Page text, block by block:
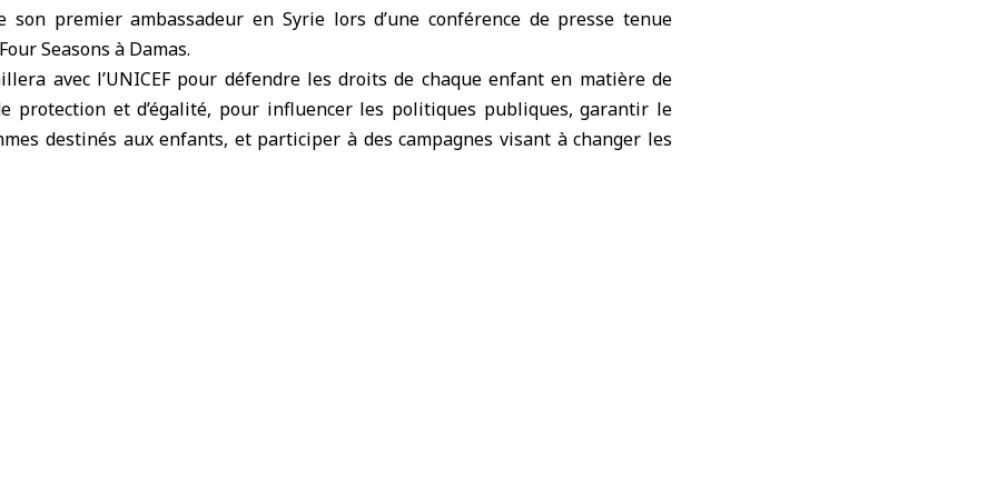
son premier ambassadeur en Syrie lors d’une conférence de presse tenue
Seasons à Damas.
avec l’UNICEF pour défendre les droits de chaque enfant en matière de
de protection et d’égalité, pour influencer les politiques publiques, garantir le
destinés aux enfants, et participer à des campagnes visant à changer les